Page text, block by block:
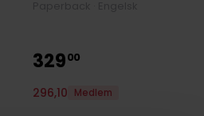
32900
296,10 Medlem